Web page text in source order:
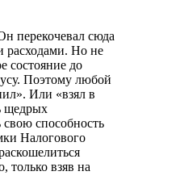
перекочевал сюда
расходами. Но не
состояние до
Поэтому любой
Или «взял в
щедрых
способность
Налогового
взяв на